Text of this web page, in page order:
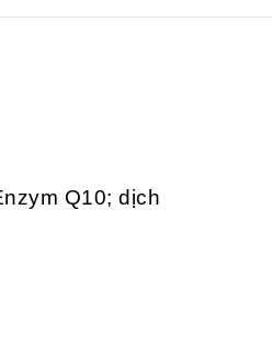
Q10; dịch